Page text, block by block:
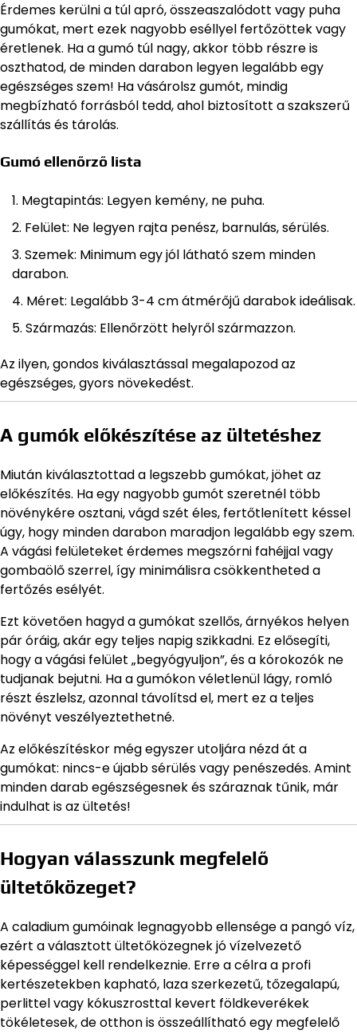
Érdemes kerülni a túl apró, összeaszalódott vagy puha
gumókat, mert ezek nagyobb eséllyel fertőzöttek vagy
éretlenek. Ha a gumó túl nagy, akkor több részre is
oszthatod, de minden darabon legyen legalább egy
egészséges szem! Ha vásárolsz gumót, mindig
megbízható forrásból tedd, ahol biztosított a szakszerű
szállítás és tárolás.
Gumó ellenőrző lista
Megtapintás: Legyen kemény, ne puha.
Felület: Ne legyen rajta penész, barnulás, sérülés.
Szemek: Minimum egy jól látható szem minden
darabon.
Méret: Legalább 3-4 cm átmérőjű darabok ideálisak.
Származás: Ellenőrzött helyről származzon.
Az ilyen, gondos kiválasztással megalapozod az
egészséges, gyors növekedést.
A gumók előkészítése az ültetéshez
Miután kiválasztottad a legszebb gumókat, jöhet az
előkészítés. Ha egy nagyobb gumót szeretnél több
növénykére osztani, vágd szét éles, fertőtlenített késsel
úgy, hogy minden darabon maradjon legalább egy szem.
A vágási felületeket érdemes megszórni fahéjjal vagy
gombaölő szerrel, így minimálisra csökkentheted a
fertőzés esélyét.
Ezt követően hagyd a gumókat szellős, árnyékos helyen
pár óráig, akár egy teljes napig szikkadni. Ez elősegíti,
hogy a vágási felület „begyógyuljon”, és a kórokozók ne
tudjanak bejutni. Ha a gumókon véletlenül lágy, romló
részt észlelsz, azonnal távolítsd el, mert ez a teljes
növényt veszélyeztethetné.
Az előkészítéskor még egyszer utoljára nézd át a
gumókat: nincs-e újabb sérülés vagy penészedés. Amint
minden darab egészségesnek és száraznak tűnik, már
indulhat is az ültetés!
Hogyan válasszunk megfelelő
ültetőközeget?
A caladium gumóinak legnagyobb ellensége a pangó víz,
ezért a választott ültetőközegnek jó vízelvezető
képességgel kell rendelkeznie. Erre a célra a profi
kertészetekben kapható, laza szerkezetű, tőzegalapú,
perlittel vagy kókuszrosttal kevert földkeverékek
tökéletesek, de otthon is összeállítható egy megfelelő